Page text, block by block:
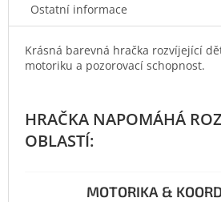
Ostatní informace
Krásná barevná hračka rozvíjející
motoriku a pozorovací schopnost.
MOTORIKA &